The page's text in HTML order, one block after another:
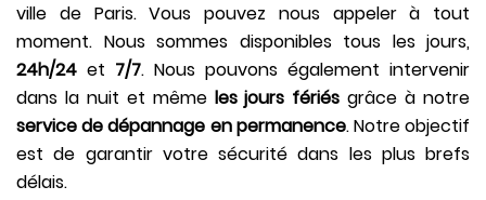
ville de Paris. Vous pouvez nous appeler à tout
moment. Nous sommes disponibles tous les jours,
24h/24 et 7/7. Nous pouvons également intervenir
dans la nuit et même les jours fériésgrâce à notre
service de dépannage en permanence. Notre objectif
est de garantir votre sécurité dans les plus brefs
délais.